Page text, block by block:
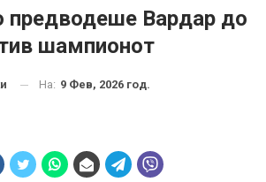
предводеше Вардар до
шампионот
На: 9 Фев, 2026 год.